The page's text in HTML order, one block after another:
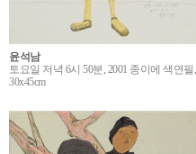
윤석남
토요일 저녁 6시 50분, 2001 종이에 색연필,
30x45cm